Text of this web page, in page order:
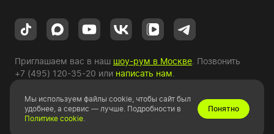
Приглашаем вас в наш шоу-рум в Москве . Позвонить
+7 (495) 120-35-20 или написать нам
Copyright © 2010-2026 HYPERPC.
Мы используем файлы cookie, чтобы сайт был
удобнее, а сервис — лучше. Подробности в
Политике cookie.
Понятно